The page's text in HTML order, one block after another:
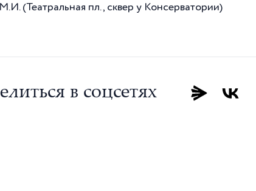
(Театральная пл., сквер у Консерватории)
в соцсетях